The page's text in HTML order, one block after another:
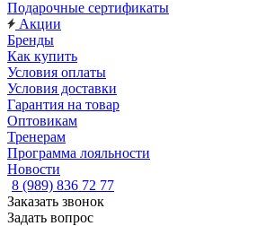
Подарочные сертификаты
Акции
Бренды
Как купить
Условия оплаты
Условия доставки
Гарантия на товар
Оптовикам
Тренерам
Программа лояльности
Новости
8 (989) 836 72 77
Заказать звонок
Задать вопрос